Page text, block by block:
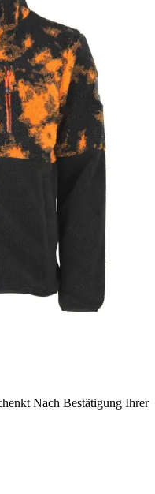
Nach Bestätigung Ihrer